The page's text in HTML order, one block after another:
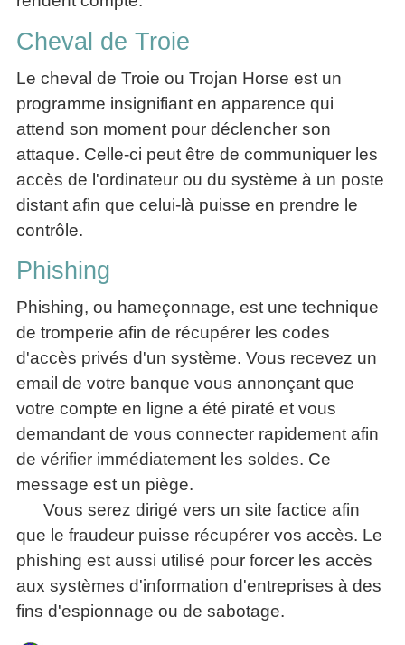
Cheval de Troie
Le cheval de Troie ou Trojan Horse est un
programme insignifiant en apparence qui
attend son moment pour déclencher son
attaque. Celle-ci peut être de communiquer les
accès de l'ordinateur ou du système à un poste
distant afin que celui-là puisse en prendre le
contrôle.
Phishing
Phishing, ou hameçonnage, est une technique
de tromperie afin de récupérer les codes
d'accès privés d'un système. Vous recevez un
email de votre banque vous annonçant que
votre compte en ligne a été piraté et vous
demandant de vous connecter rapidement afin
de vérifier immédiatement les soldes. Ce
message est un piège.
Vous serez dirigé vers un site factice afin
que le fraudeur puisse récupérer vos accès. Le
phishing est aussi utilisé pour forcer les accès
aux systèmes d'information d'entreprises à des
fins d'espionnage ou de sabotage.